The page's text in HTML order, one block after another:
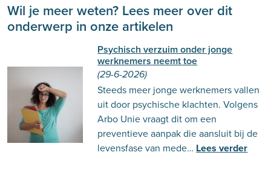
Wil je meer weten? Lees meer over dit
onderwerp in onze artikelen
Psychisch verzuim onder jonge
werknemers neemt toe
(29-6-2026)
Steeds meer jonge werknemers vallen
uit door psychische klachten. Volgens
Arbo Unie vraagt dit om een
preventieve aanpak die aansluit bij de
levensfase van mede… Lees verder